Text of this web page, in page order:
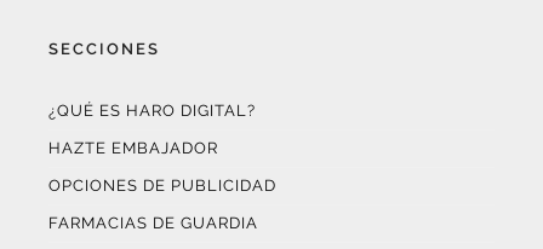
SECCIONES
¿QUÉ ES HARO DIGITAL?
HAZTE EMBAJADOR
OPCIONES DE PUBLICIDAD
FARMACIAS DE GUARDIA